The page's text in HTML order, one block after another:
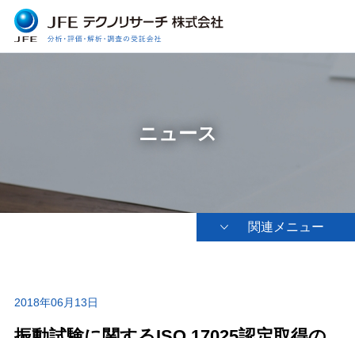
ニュース
関連メニュー
2018年06月13日